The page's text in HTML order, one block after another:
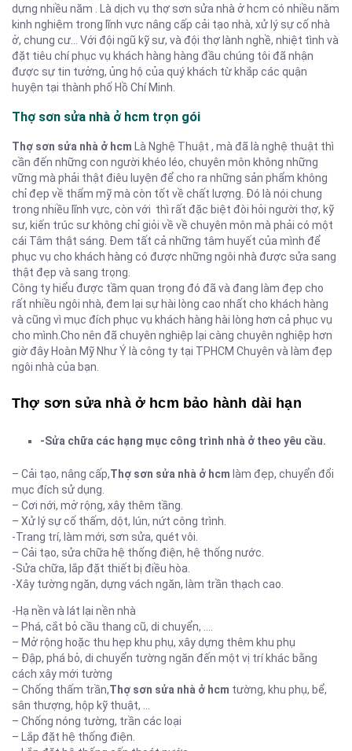
dựng nhiều năm . Là dịch vụ thợ sơn sửa nhà ở hcm có nhiều năm
kinh nghiệm trong lĩnh vực nâng cấp cải tạo nhà, xử lý sự cố nhà
ở, chung cư… Với đội ngũ kỹ sư, và đội thợ lành nghề, nhiệt tình và
đặt tiêu chí phục vụ khách hàng hàng đầu chúng tôi đã nhận
được sự tin tưởng, ủng hộ của quý khách từ khắp các quận
huyện tại thành phố Hồ Chí Minh.
Thợ sơn sửa nhà ở hcm trọn gói
Thợ sơn sửa nhà ở hcm Là Nghệ Thuật , mà đã là nghệ thuật thì
cần đến những con người khéo léo, chuyên môn không những
vững mà phải thật điêu luyện để cho ra những sản phẩm không
chỉ đẹp về thẩm mỹ mà còn tốt về chất lượng. Đó là nói chung
trong nhiều lĩnh vực, còn với thì rất đặc biệt đòi hỏi người thợ, kỹ
sư, kiến trúc sư không chỉ giỏi về về chuyên môn mà phải có một
cái Tâm thật sáng. Đem tất cả những tâm huyết của mình để
phục vụ cho khách hàng có được những ngôi nhà được sửa sang
thật đẹp và sang trọng.
Công ty hiểu được tầm quan trọng đó đã và đang làm đẹp cho
rất nhiều ngôi nhà, đem lại sự hài lòng cao nhất cho khách hàng
và cũng vì mục đích phục vụ khách hàng hài lòng hơn cả phục vụ
cho mình.Cho nên đã chuyên nghiệp lại càng chuyên nghiệp hơn
giờ đây Hoàn Mỹ Như Ý là công ty tại TPHCM Chuyên và làm đẹp
ngôi nhà của bạn.
Thợ sơn sửa nhà ở hcm bảo hành dài hạn
-Sửa chữa các hạng mục công trình nhà ở theo yêu cầu.
– Cải tạo, nâng cấp,Thợ sơn sửa nhà ở hcm làm đẹp, chuyển đổi
mục đích sử dụng.
– Cơi nới, mở rộng, xây thêm tầng.
– Xử lý sự cố thấm, dột, lún, nứt công trình.
-Trang trí, làm mới, sơn sửa, quét vôi.
– Cải tạo, sửa chữa hệ thống điện, hệ thống nước.
-Sửa chữa, lắp đặt thiết bị điều hòa.
-Xây tường ngăn, dựng vách ngăn, làm trần thạch cao.
-Hạ nền và lát lại nền nhà
– Phá, cắt bỏ cầu thang cũ, di chuyển, ….
– Mở rộng hoặc thu hẹp khu phụ, xây dựng thêm khu phụ
– Đập, phá bỏ, di chuyển tường ngăn đến một vị trí khác bằng
cách xây mới tường
– Chống thấm trần,Thợ sơn sửa nhà ở hcm tường, khu phụ, bể,
sân thượng, hộp kỹ thuật, …
– Chống nóng tường, trần các loại
– Lắp đặt hệ thống điện.